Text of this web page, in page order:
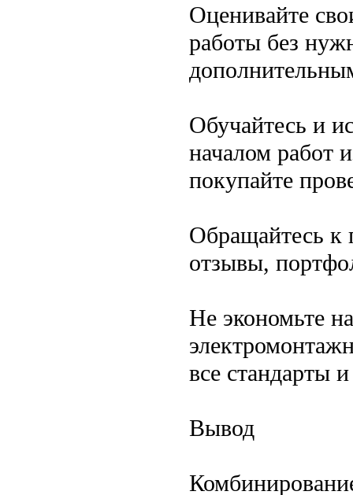
Оценивайте
работы без
Обучайтесь и
началом работ
покупайте
Обращайтесь к
отзывы,
Не экономьте
все стандарты
Вывод